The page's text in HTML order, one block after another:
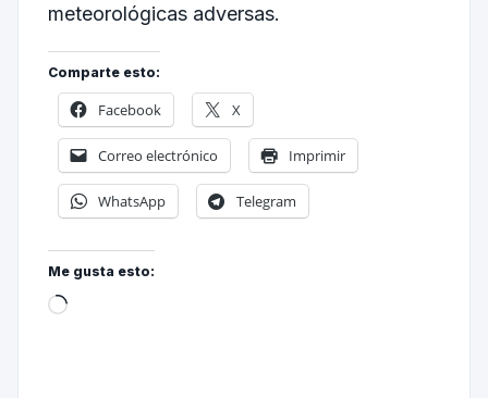
meteorológicas adversas.
Comparte esto:
Facebook X
Correo electrónico Imprimir
WhatsApp Telegram
Me gusta esto: